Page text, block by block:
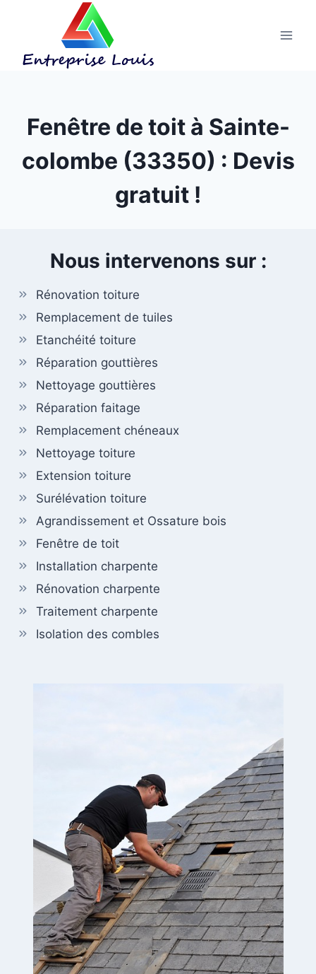
Fenêtre de toit à Sainte-
colombe (33350) : Devis
gratuit !
Nous intervenons sur :
Rénovation toiture
Remplacement de tuiles
Etanchéité toiture
Réparation gouttières
Nettoyage gouttières
Réparation faitage
Remplacement chéneaux
Nettoyage toiture
Extension toiture
Surélévation toiture
Agrandissement et Ossature bois
Fenêtre de toit
Installation charpente
Rénovation charpente
Traitement charpente
Isolation des combles